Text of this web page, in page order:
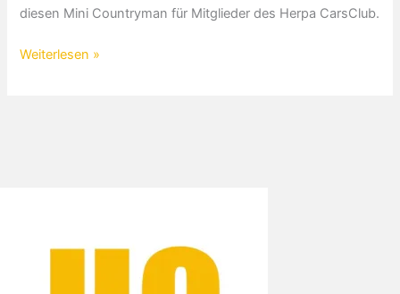
diesen Mini Countryman für Mitglieder des Herpa CarsClub.
BMW
Weiterlesen »